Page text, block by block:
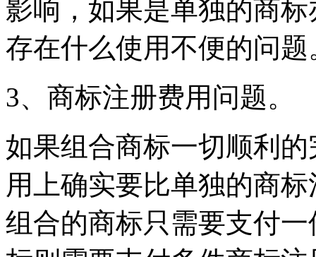
影响，如果是单独的商
存在什么使用不便的问题
3、商标注册费用问题。
如果组合商标一切顺利
用上确实要比单独的商
组合的商标只需要支付